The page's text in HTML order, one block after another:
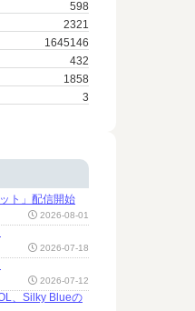
598
2321
1645146
432
1858
3
ト」配信開始
2026-08-01
2026-07-18
2026-07-12
、Silky Blueの